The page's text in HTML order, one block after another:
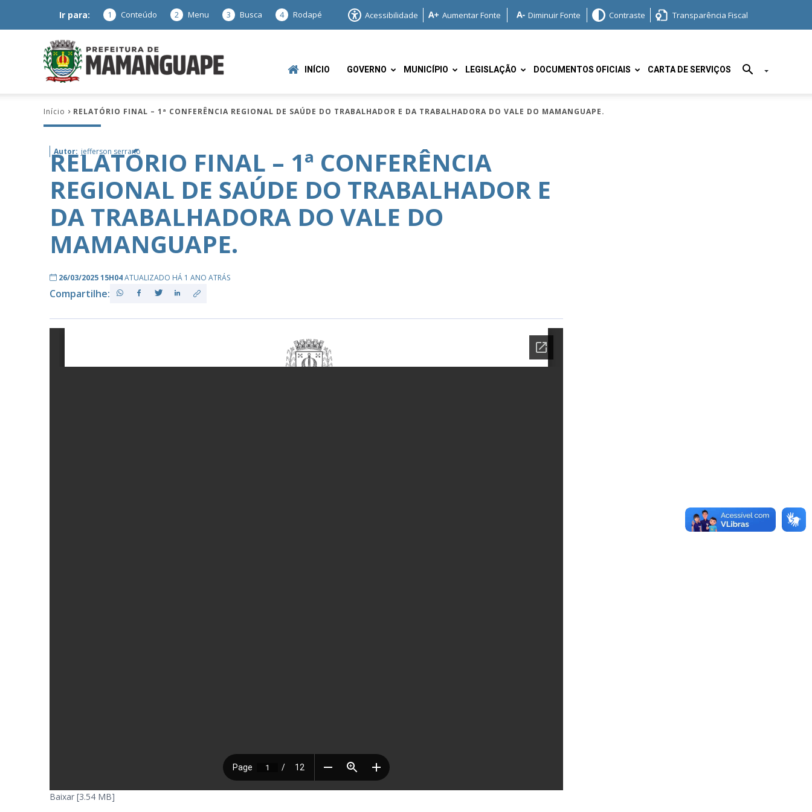
Ir para: 1 Conteúdo 2 Menu 3 Busca 4 Rodapé Acessibilidade Aumentar Fonte Diminuir Fonte Contraste Transparência Fiscal
Mamanguape
–
PB
INÍCIO GOVERNO MUNICÍPIO LEGISLAÇÃO DOCUMENTOS OFICIAIS CARTA DE SERVIÇOS
Início RELATÓRIO FINAL – 1ª CONFERÊNCIA REGIONAL DE SAÚDE DO TRABALHADOR E DA TRABALHADORA DO VALE DO MAMANGUAPE.
Autor: jefferson serrano
RELATÓRIO FINAL – 1ª CONFERÊNCIA
REGIONAL DE SAÚDE DO TRABALHADOR E
DA TRABALHADORA DO VALE DO
MAMANGUAPE.
26/03/2025 15H04ATUALIZADO HÁ 1 ANO ATRÁS
Compartilhe:
Baixar [3.54 MB]